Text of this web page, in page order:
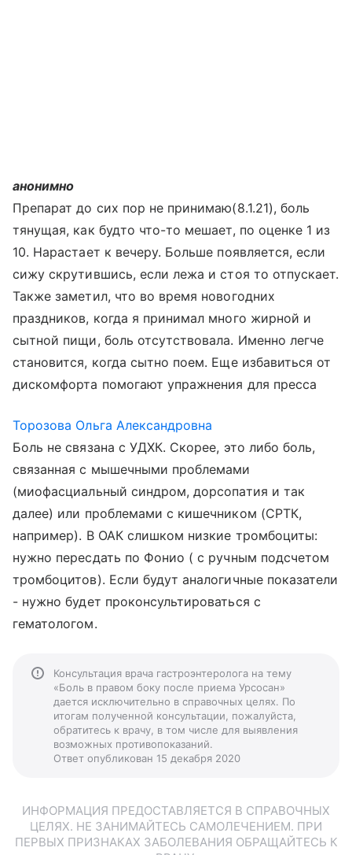
анонимно
Препарат до сих пор не принимаю(8.1.21), боль
тянущая, как будто что-то мешает, по оценке 1 из
10. Нарастает к вечеру. Больше появляется, если
сижу скрутившись, если лежа и стоя то отпускает.
Также заметил, что во время новогодних
праздников, когда я принимал много жирной и
сытной пищи, боль отсутствовала. Именно легче
становится, когда сытно поем. Еще избавиться от
дискомфорта помогают упражнения для пресса
Торозова Ольга Александровна
Боль не связана с УДХК. Скорее, это либо боль,
связанная с мышечными проблемами
(миофасциальный синдром, дорсопатия и так
далее) или проблемами с кишечником (СРТК,
например). В ОАК слишком низкие тромбоциты:
нужно пересдать по Фонио ( с ручным подсчетом
тромбоцитов). Если будут аналогичные показатели
- нужно будет проконсультироваться с
гематологом.
Консультация врача гастроэнтеролога на тему
«Боль в правом боку после приема Урсосан»
дается исключительно в справочных целях. По
итогам полученной консультации, пожалуйста,
обратитесь к врачу, в том числе для выявления
возможных противопоказаний.
Ответ опубликован 15 декабря 2020
ИНФОРМАЦИЯ ПРЕДОСТАВЛЯЕТСЯ В СПРАВОЧНЫХ
ЦЕЛЯХ. НЕ ЗАНИМАЙТЕСЬ САМОЛЕЧЕНИЕМ. ПРИ
ПЕРВЫХ ПРИЗНАКАХ ЗАБОЛЕВАНИЯ ОБРАЩАЙТЕСЬ К